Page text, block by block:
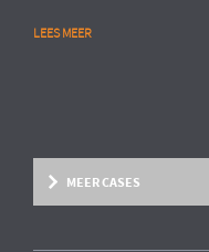
LEES MEER
MEER CASES